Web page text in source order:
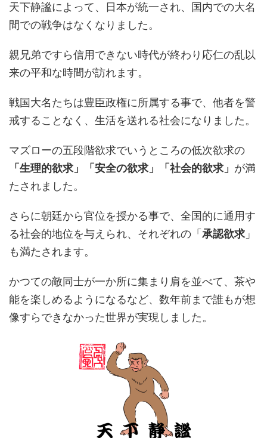
天下静謐によって、日本が統一され、国内での大名
間での戦争はなくなりました。
親兄弟ですら信用できない時代が終わり応仁の乱以
来の平和な時間が訪れます。
戦国大名たちは豊臣政権に所属する事で、他者を警
戒することなく、生活を送れる社会になりました。
マズローの五段階欲求でいうところの低次欲求の
「生理的欲求」「安全の欲求」「社会的欲求」 が満
たされました。
さらに朝廷から官位を授かる事で、全国的に通用す
る社会的地位を与えられ、それぞれの「 承認欲求 」
も満たされます。
かつての敵同士が一か所に集まり肩を並べて、茶や
能を楽しめるようになるなど、数年前まで誰もが想
像すらできなかった世界が実現しました。